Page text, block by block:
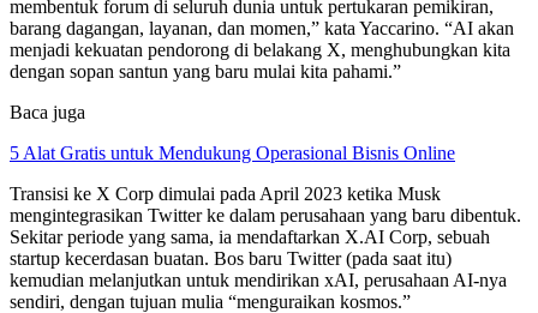
membentuk forum di seluruh dunia untuk pertukaran pemikiran,
barang dagangan, layanan, dan momen,” kata Yaccarino. “AI akan
menjadi kekuatan pendorong di belakang X, menghubungkan kita
dengan sopan santun yang baru mulai kita pahami.”
Baca juga
5 Alat Gratis untuk Mendukung Operasional Bisnis Online
Transisi ke X Corp dimulai pada April 2023 ketika Musk
mengintegrasikan Twitter ke dalam perusahaan yang baru dibentuk.
Sekitar periode yang sama, ia mendaftarkan X.AI Corp, sebuah
startup kecerdasan buatan. Bos baru Twitter (pada saat itu)
kemudian melanjutkan untuk mendirikan xAI, perusahaan AI-nya
sendiri, dengan tujuan mulia “menguraikan kosmos.”